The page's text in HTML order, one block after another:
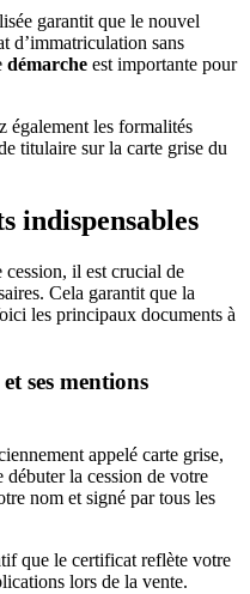
garantit que le nouvel
d’immatriculation sans
démarche est importante pour
également les formalités
titulaire sur la carte grise du
indispensables
cession, il est crucial de
Cela garantit que la
les principaux documents à
ses mentions
appelé carte grise,
débuter la cession de votre
nom et signé par tous les
que le certificat reflète votre
lors de la vente.